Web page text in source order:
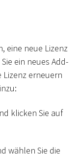
eine neue Lizenz
ein neues Add-
Lizenz erneuern
klicken Sie auf
wählen Sie die